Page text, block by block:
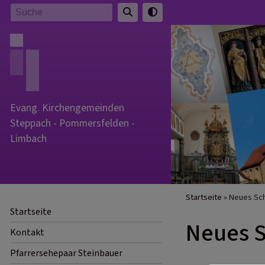
Direkt
zum
Inhalt
Evang. Kirchengemeinden
Steppach - Pommersfelden -
Limbach
Startseite
Kontakt
Pfarrersehepaar Steinbauer
Startseite Neues
Neues